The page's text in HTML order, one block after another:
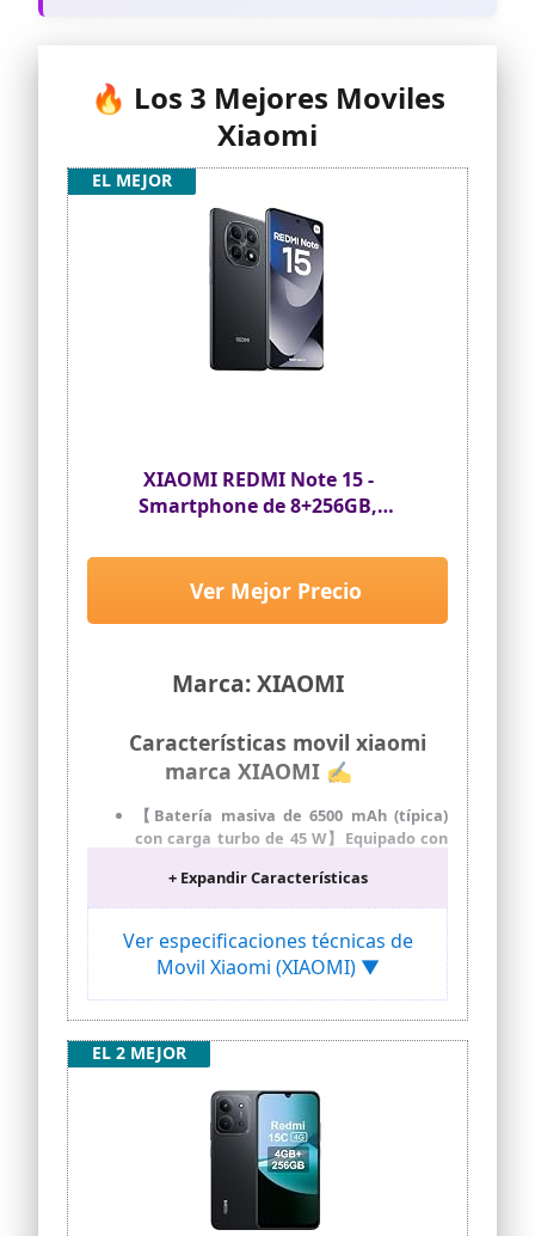
🔥 Los 3 Mejores Moviles
Xiaomi
XIAOMI REDMI Note 15 -
Smartphone de 8+256GB,
MediaTek Helio G100-Ultra,
cámara de 108MP, batería de 6000
mAh, Cargador no Incluido,
Marca: XIAOMI
Ver Mejor Precio
EL MEJOR
Características movil xiaomi
marca XIAOMI ✍
【Batería masiva de 6500 mAh (típica)
con carga turbo de 45 W】Equipado con
ultragrande con una densidad de
energía excepcionalmente alta, el
dispositivo sigue siendo delgado y liviano
【Resistencia al agua y al polvo IP64】
REDMI Note 15 admite resistencia al
agua y al polvo IP64, lo que proporciona
una protección eficaz contra
salpicaduras, polvo u otras situaciones
esperadas, maneja fácilmente las
situaciones del día a día con facilidad
【Sistema de cámara súper clara de 108
MP】Cámara súper clara de 108 MP,
captura una amplia gama de luces y
sombras, incluso en configuraciones de
poca luz o alto contraste
+ Expandir Características
Ver especificaciones técnicas de
Movil Xiaomi (XIAOMI) ▼
EL 2 MEJOR